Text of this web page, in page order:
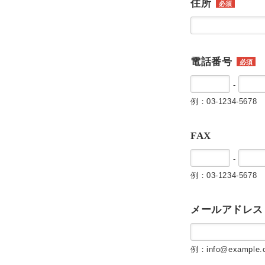
住所 必須
電話番号 必須
-
例：03-1234-5678
FAX
-
例：03-1234-5678
メールアドレス
例：